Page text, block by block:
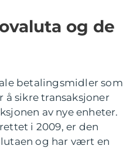
og de
betalingsmidler som
sikre transaksjoner
av nye enheter.
i 2009, er den
og har vært en